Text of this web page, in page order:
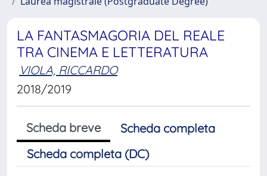
LA FANTASMAGORIA DEL REALE
TRA CINEMA E LETTERATURA
VIOLA, RICCARDO
2018/2019
Scheda breve
Scheda completa
Scheda completa (DC)